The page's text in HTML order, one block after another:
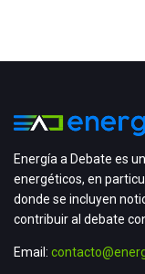
Energía a Debate es
energéticos, en
donde se incluyen
contribuir al debate
Email: